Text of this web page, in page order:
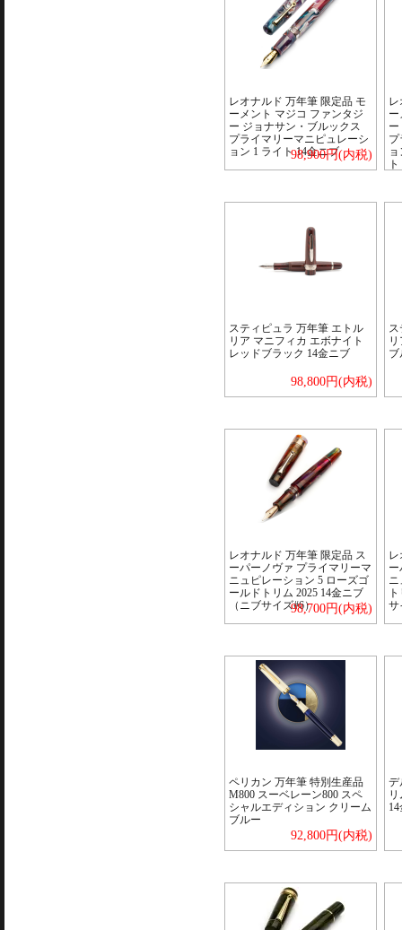
レオナルド 万年筆 限定品 モ
ーメント マジコ ファンタジ
ー ジョナサン・ブルックス
プライマリーマニピュレーシ
ョン 1 ライト 14金ニブ
98,900円(内税)
レ
ー
ー
スティピュラ 万年筆 エトル
リア マニフィカ エボナイト
レッドブラック 14金ニブ
98,800円(内税)
ス
ブ
レオナルド 万年筆 限定品 ス
ーパーノヴァ プライマリーマ
ニュピレーション 5 ローズゴ
ールドトリム 2025 14金ニブ
（ニブサイズ#6）98,700円(内税)
レ
ー
ニ
サ
ペリカン 万年筆 特別生産品
M800 スーベレーン800 スペ
シャルエディション クリーム
ブルー
92,800円(内税)
デ